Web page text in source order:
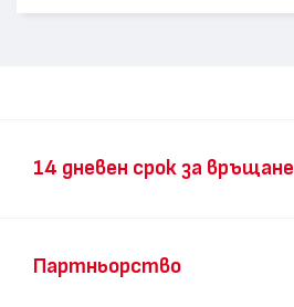
14 дневен срок за връщане
Партньорство